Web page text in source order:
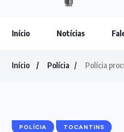
Início Notícias
Início Polícia Polícia
POLÍCIA TOCANTINS